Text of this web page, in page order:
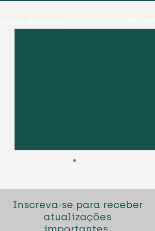
Inscreva-se para receber
atualizações
importantes.